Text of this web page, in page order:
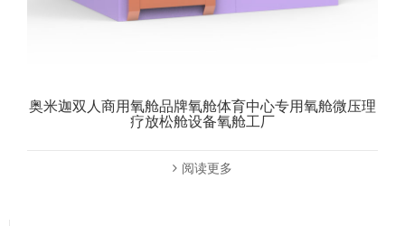
奥米迦双人商用氧舱品牌氧舱体育中心专用氧舱微压理
疗放松舱设备氧舱工厂
阅读更多